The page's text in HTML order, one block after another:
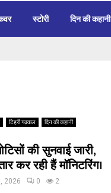
स्टोरी दिन की कहानी
टिहरी गढ़वाल
दिन की कहानी
की सुनवाई जारी,
कर रही हैं मॉनिटरिंग।
2026 0 2